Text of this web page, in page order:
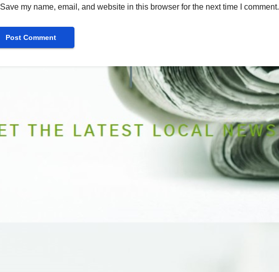
Save my name, email, and website in this browser for the next time I comment.